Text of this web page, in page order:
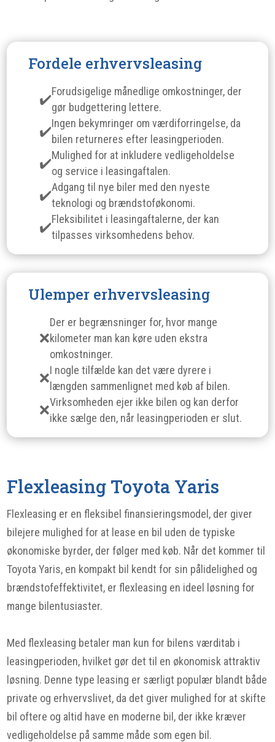
Fordele erhvervsleasing
Forudsigelige månedlige omkostninger, der
gør budgettering lettere.
Ingen bekymringer om værdiforringelse, da
bilen returneres efter leasingperioden.
Mulighed for at inkludere vedligeholdelse
og service i leasingaftalen.
Adgang til nye biler med den nyeste
teknologi og brændstoføkonomi.
Fleksibilitet i leasingaftalerne, der kan
tilpasses virksomhedens behov.
Ulemper erhvervsleasing
Der er begrænsninger for, hvor mange
kilometer man kan køre uden ekstra
omkostninger.
I nogle tilfælde kan det være dyrere i
længden sammenlignet med køb af bilen.
Virksomheden ejer ikke bilen og kan derfor
ikke sælge den, når leasingperioden er slut.
Flexleasing Toyota Yaris
Flexleasing er en fleksibel finansieringsmodel, der giver
bilejere mulighed for at lease en bil uden de typiske
økonomiske byrder, der følger med køb. Når det kommer til
Toyota Yaris, en kompakt bil kendt for sin pålidelighed og
brændstofeffektivitet, er flexleasing en ideel løsning for
mange bilentusiaster.
Med flexleasing betaler man kun for bilens værditab i
leasingperioden, hvilket gør det til en økonomisk attraktiv
løsning. Denne type leasing er særligt populær blandt både
private og erhvervslivet, da det giver mulighed for at skifte
bil oftere og altid have en moderne bil, der ikke kræver
vedligeholdelse på samme måde som egen bil.